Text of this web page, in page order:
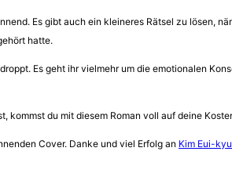
Es gibt auch ein kleineres Rätsel zu lösen,
hatte.
Es geht ihr vielmehr um die emotionalen
kommst du mit diesem Roman voll auf deine
Cover. Danke und viel Erfolg an Kim Eui-